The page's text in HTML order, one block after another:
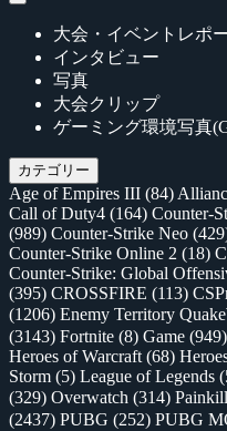
大会・イベントレポ
インタビュー
写真
大会クリップ
ゲーミング環境写真
カテゴリー
Age of Empires III (84)
Call of Duty4 (164) Counter-
(989) Counter-Strike Neo
Counter-Strike Online 2 (18)
Counter-Strike: Global
(395) CROSSFIRE (113)
(1206) Enemy Territory
(3143) Fortnite (8) Game (949)
Heroes of Warcraft (68)
Storm (5) League of Legends
(329) Overwatch (314)
(2437) PUBG (252) PUBG